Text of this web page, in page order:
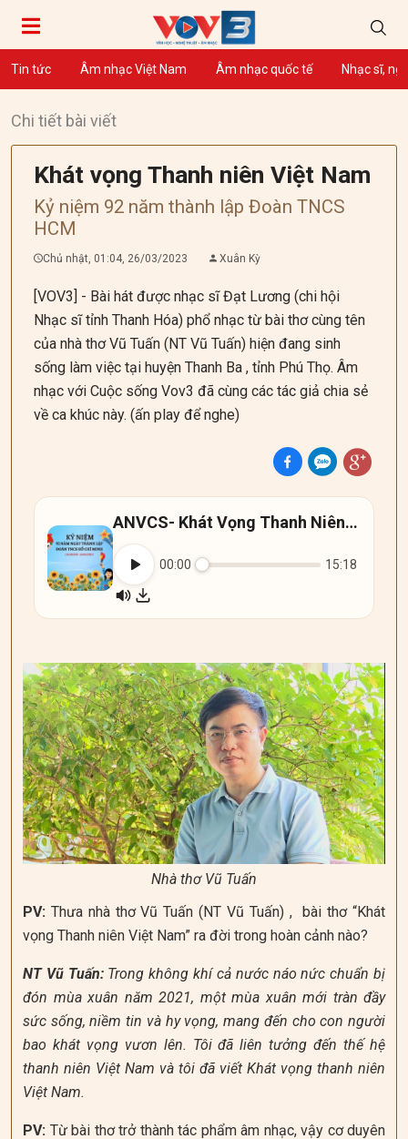
Tin tức Âm nhạc Việt Nam Âm nhạc quốc tế Nhạc sĩ,
Chi tiết bài viết
Khát vọng Thanh niên Việt Nam
Kỷ niệm 92 năm thành lập Đoàn TNCS
HCM
Chủ nhật, 01:04, 26/03/2023 Xuân Kỳ
[VOV3] - Bài hát được nhạc sĩ Đạt Lương (chi hội
Nhạc sĩ tỉnh Thanh Hóa) phổ nhạc từ bài thơ cùng tên
của nhà thơ Vũ Tuấn (NT Vũ Tuấn) hiện đang sinh
sống làm việc tại huyện Thanh Ba , tỉnh Phú Thọ. Âm
nhạc với Cuộc sống Vov3 đã cùng các tác giả chia sẻ
về ca khúc này. (ấn play để nghe)
ANVCS- Khát Vọng Thanh Niên Việt Nam
00:00 15:18
Nhà thơ Vũ Tuấn
PV: Thưa nhà thơ Vũ Tuấn (NT Vũ Tuấn) , bài thơ “Khát
vọng Thanh niên Việt Nam” ra đời trong hoàn cảnh nào?
NT Vũ Tuấn:Trong không khí cả nước náo nức chuẩn bị
đón mùa xuân năm 2021, một mùa xuân mới tràn đầy
sức sống, niềm tin và hy vọng, mang đến cho con người
bao khát vọng vươn lên. Tôi đã liên tưởng đến thế hệ
thanh niên Việt Nam và tôi đã viết Khát vọng thanh niên
Việt Nam.
PV: Từ bài thơ trở thành tác phẩm âm nhạc, vậy cơ duyên